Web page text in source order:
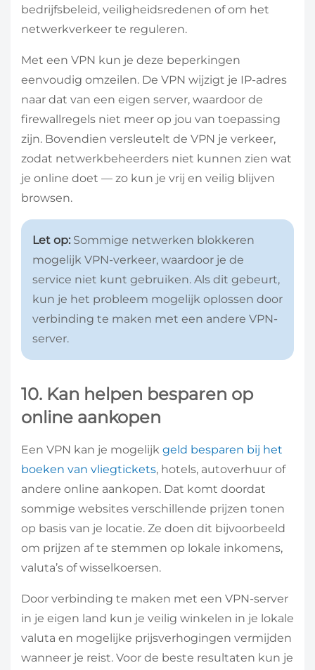
bedrijfsbeleid, veiligheidsredenen of om het
netwerkverkeer te reguleren.
Met een VPN kun je deze beperkingen
eenvoudig omzeilen. De VPN wijzigt je IP-adres
naar dat van een eigen server, waardoor de
firewallregels niet meer op jou van toepassing
zijn. Bovendien versleutelt de VPN je verkeer,
zodat netwerkbeheerders niet kunnen zien wat
je online doet — zo kun je vrij en veilig blijven
browsen.
Let op: Sommige netwerken blokkeren
mogelijk VPN-verkeer, waardoor je de
service niet kunt gebruiken. Als dit gebeurt,
kun je het probleem mogelijk oplossen door
verbinding te maken met een andere VPN-
server.
10. Kan helpen besparen op
online aankopen
Een VPN kan je mogelijk geld besparen bij het
boeken van vliegtickets, hotels, autoverhuur of
andere online aankopen. Dat komt doordat
sommige websites verschillende prijzen tonen
op basis van je locatie. Ze doen dit bijvoorbeeld
om prijzen af te stemmen op lokale inkomens,
valuta’s of wisselkoersen.
Door verbinding te maken met een VPN-server
in je eigen land kun je veilig winkelen in je lokale
valuta en mogelijke prijsverhogingen vermijden
wanneer je reist. Voor de beste resultaten kun je